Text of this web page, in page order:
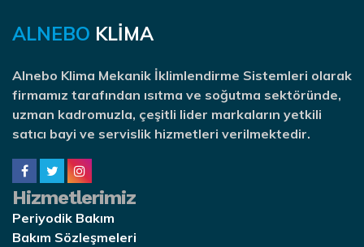
ALNEBO KLİMA
Alnebo Klima Mekanik İklimlendirme Sistemleri olarak
firmamız tarafından ısıtma ve soğutma sektöründe,
uzman kadromuzla, çeşitli lider markaların yetkili
satıcı bayi ve servislik hizmetleri verilmektedir.
Hizmetlerimiz
Periyodik Bakım
Bakım Sözleşmeleri